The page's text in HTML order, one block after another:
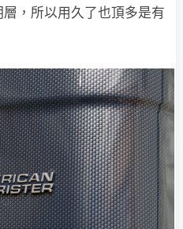
，所以用久了也頂多是有